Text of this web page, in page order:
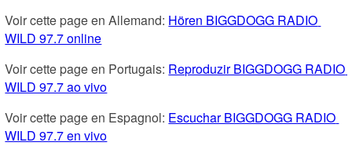
Voir cette page en Allemand: Hören BIGGDOGG RADIO
WILD 97.7 online
Voir cette page en Portugais: Reproduzir BIGGDOGG RADIO
WILD 97.7 ao vivo
Voir cette page en Espagnol: Escuchar BIGGDOGG RADIO
WILD 97.7 en vivo